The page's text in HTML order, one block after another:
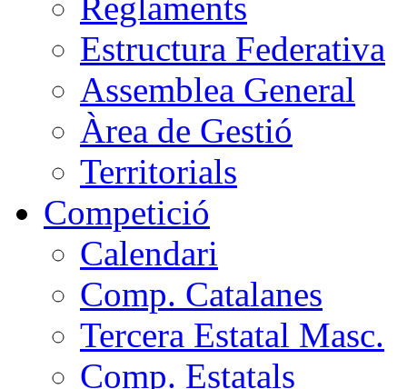
Reglaments
Estructura Federativa
Assemblea General
Àrea de Gestió
Territorials
Competició
Calendari
Comp. Catalanes
Tercera Estatal Masc.
Comp. Estatals